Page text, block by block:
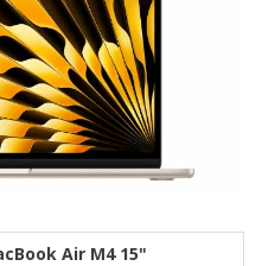
Air M4 15"